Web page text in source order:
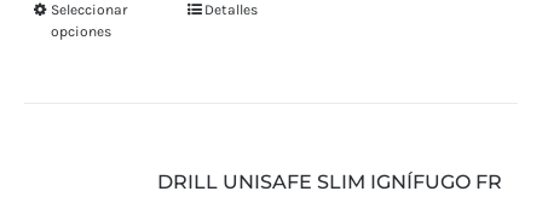
Seleccionar
opciones
Este
Las
Detalles
DRILL UNISAFE SLIM IGNÍFUGO FR